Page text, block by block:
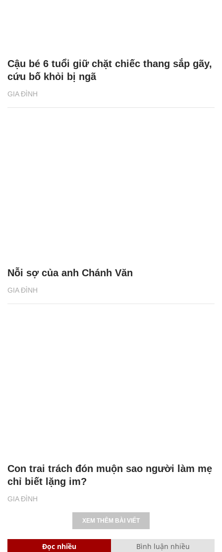
GIA ĐÌNH
Cậu bé 6 tuổi giữ chặt chiếc thang sắp gãy,
cứu bố khỏi bị ngã
GIA ĐÌNH
Nỗi sợ của anh Chánh Văn
GIA ĐÌNH
Con trai trách đón muộn sao người làm mẹ
chỉ biết lặng im?
XEM THÊM BÀI VIẾT
Đọc nhiều Bình luận nhiều